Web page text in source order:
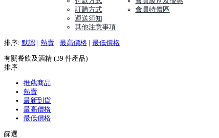
訂購方式
運送須知
其他注意事項
會員特價區
排序: 默認 熱賣 最高價格 最低價格
有關餐飲及酒精 (39 件產品)
排序
推薦商品
熱賣
最新到貨
最高價格
最低價格
篩選